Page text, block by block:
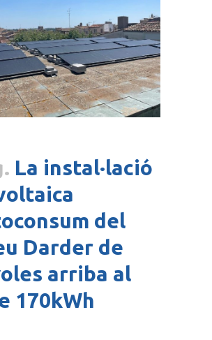
La instal·lació
del
Darder de
arriba al
170kWh